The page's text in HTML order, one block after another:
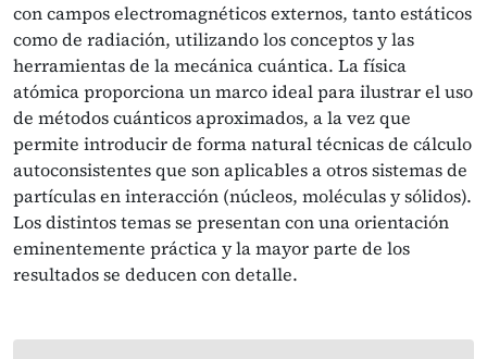
con campos electromagnéticos externos, tanto estáticos
como de radiación, utilizando los conceptos y las
herramientas de la mecánica cuántica. La física
atómica proporciona un marco ideal para ilustrar el uso
de métodos cuánticos aproximados, a la vez que
permite introducir de forma natural técnicas de cálculo
autoconsistentes que son aplicables a otros sistemas de
partículas en interacción (núcleos, moléculas y sólidos).
Los distintos temas se presentan con una orientación
eminentemente práctica y la mayor parte de los
resultados se deducen con detalle.